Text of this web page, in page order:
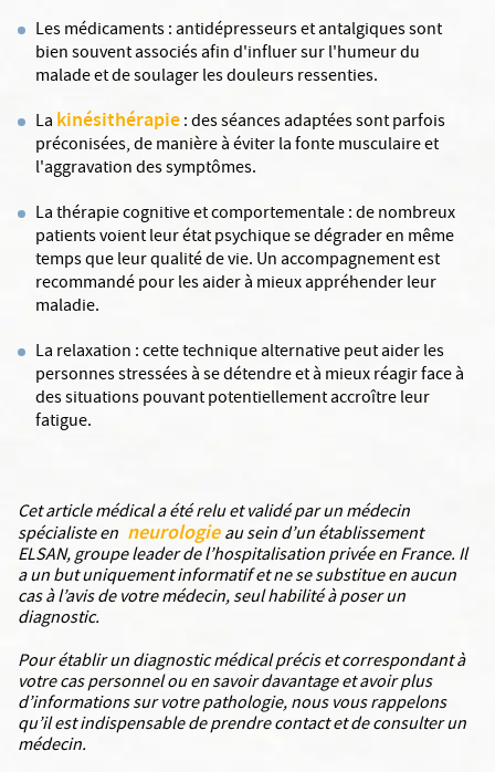
Les médicaments : antidépresseurs et antalgiques sont
bien souvent associés afin d'influer sur l'humeur du
malade et de soulager les douleurs ressenties.
La kinésithérapie: des séances adaptées sont parfois
préconisées, de manière à éviter la fonte musculaire et
l'aggravation des symptômes.
La thérapie cognitive et comportementale : de nombreux
patients voient leur état psychique se dégrader en même
temps que leur qualité de vie. Un accompagnement est
recommandé pour les aider à mieux appréhender leur
maladie.
La relaxation : cette technique alternative peut aider les
personnes stressées à se détendre et à mieux réagir face à
des situations pouvant potentiellement accroître leur
fatigue.
Cet article médical a été relu et validé par un médecin
spécialiste en neurologieau sein d’un établissement
ELSAN, groupe leader de l’hospitalisation privée en France. Il
a un but uniquement informatif et ne se substitue en aucun
cas à l’avis de votre médecin, seul habilité à poser un
diagnostic.
Pour établir un diagnostic médical précis et correspondant à
votre cas personnel ou en savoir davantage et avoir plus
d’informations sur votre pathologie, nous vous rappelons
qu’il est indispensable de prendre contact et de consulter un
médecin.